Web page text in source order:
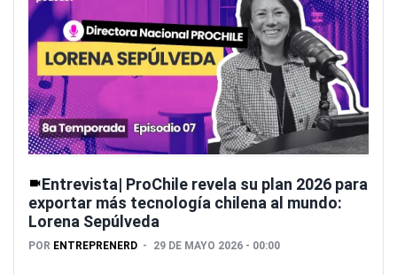
Entrevista| ProChile revela su plan 2026 para
exportar más tecnología chilena al mundo:
Lorena Sepúlveda
POR ENTREPRENERD 29 DE MAYO 2026 - 00:00